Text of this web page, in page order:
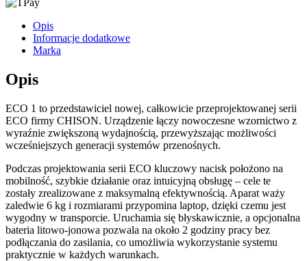
Opis
Informacje dodatkowe
Marka
Opis
ECO 1 to przedstawiciel nowej, całkowicie przeprojektowanej serii
ECO firmy CHISON. Urządzenie łączy nowoczesne wzornictwo z
wyraźnie zwiększoną wydajnością, przewyższając możliwości
wcześniejszych generacji systemów przenośnych.
Podczas projektowania serii ECO kluczowy nacisk położono na
mobilność, szybkie działanie oraz intuicyjną obsługę – cele te
zostały zrealizowane z maksymalną efektywnością. Aparat waży
zaledwie 6 kg i rozmiarami przypomina laptop, dzięki czemu jest
wygodny w transporcie. Uruchamia się błyskawicznie, a opcjonalna
bateria litowo-jonowa pozwala na około 2 godziny pracy bez
podłączania do zasilania, co umożliwia wykorzystanie systemu
praktycznie w każdych warunkach.